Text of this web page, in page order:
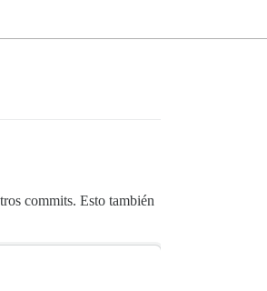
commits. Esto también